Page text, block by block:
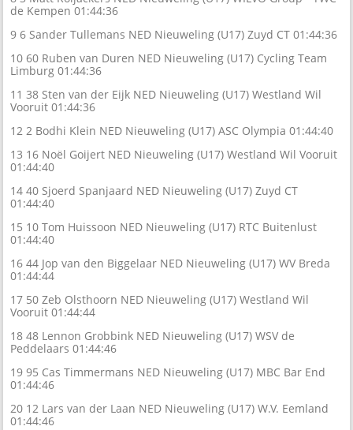
de Kempen 01:44:36
9 6 Sander Tullemans NED Nieuweling (U17) Zuyd CT 01:44:36
10 60 Ruben van Duren NED Nieuweling (U17) Cycling Team
Limburg 01:44:36
11 38 Sten van der Eijk NED Nieuweling (U17) Westland Wil
Vooruit 01:44:36
12 2 Bodhi Klein NED Nieuweling (U17) ASC Olympia 01:44:40
13 16 Noël Goijert NED Nieuweling (U17) Westland Wil Vooruit
01:44:40
14 40 Sjoerd Spanjaard NED Nieuweling (U17) Zuyd CT
01:44:40
15 10 Tom Huissoon NED Nieuweling (U17) RTC Buitenlust
01:44:40
16 44 Jop van den Biggelaar NED Nieuweling (U17) WV Breda
01:44:44
17 50 Zeb Olsthoorn NED Nieuweling (U17) Westland Wil
Vooruit 01:44:44
18 48 Lennon Grobbink NED Nieuweling (U17) WSV de
Peddelaars 01:44:46
19 95 Cas Timmermans NED Nieuweling (U17) MBC Bar End
01:44:46
20 12 Lars van der Laan NED Nieuweling (U17) W.V. Eemland
01:44:46